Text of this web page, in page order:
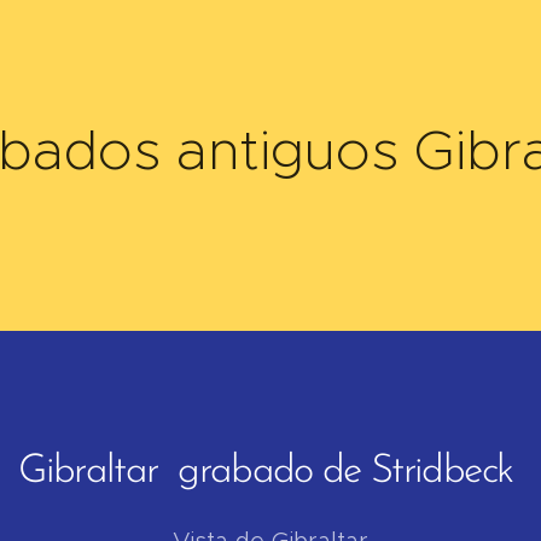
antiguos
Gibraltar grabado de Stridbeck